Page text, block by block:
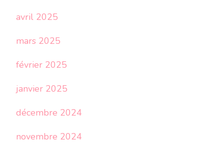
avril 2025
mars 2025
février 2025
janvier 2025
décembre 2024
novembre 2024